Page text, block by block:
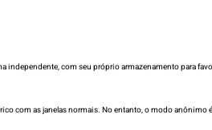
com seu próprio armazenamento para
as janelas normais. No entanto, o modo anônimo